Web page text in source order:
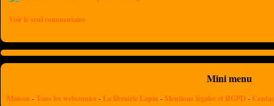
Voir le seul commentaire
Mini menu
Maison -Tous les webcomics - La librairie Lapin - Mentions légales et RGPD -